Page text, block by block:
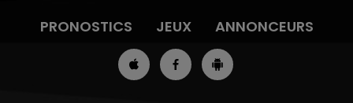
PRONOSTICS
JEUX ANNONCEURS